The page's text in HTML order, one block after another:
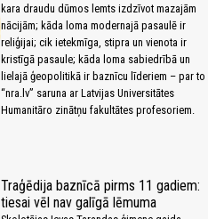
kara draudu dūmos lemts izdzīvot mazajām
nācijām; kāda loma modernajā pasaulē ir
reliģijai; cik ietekmīga, stipra un vienota ir
kristīgā pasaule; kāda loma sabiedrībā un
lielajā ģeopolitikā ir baznīcu līderiem – par to
“nra.lv” saruna ar Latvijas Universitātes
Humanitāro zinātņu fakultātes profesoriem.
Traģēdija baznīcā pirms 11 gadiem:
tiesai vēl nav galīgā lēmuma